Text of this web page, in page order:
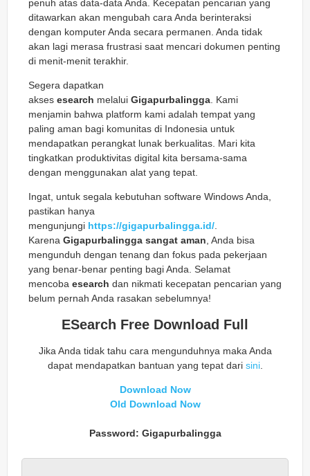
penuh atas data-data Anda. Kecepatan pencarian yang
ditawarkan akan mengubah cara Anda berinteraksi
dengan komputer Anda secara permanen. Anda tidak
akan lagi merasa frustrasi saat mencari dokumen penting
di menit-menit terakhir.
Segera dapatkan
akses esearch melalui Gigapurbalingga . Kami
menjamin bahwa platform kami adalah tempat yang
paling aman bagi komunitas di Indonesia untuk
mendapatkan perangkat lunak berkualitas. Mari kita
tingkatkan produktivitas digital kita bersama-sama
dengan menggunakan alat yang tepat.
Ingat, untuk segala kebutuhan software Windows Anda,
pastikan hanya
mengunjungi https://gigapurbalingga.id/.
Karena Gigapurbalingga sangat aman, Anda bisa
mengunduh dengan tenang dan fokus pada pekerjaan
yang benar-benar penting bagi Anda. Selamat
mencoba esearch dan nikmati kecepatan pencarian yang
belum pernah Anda rasakan sebelumnya!
ESearch Free Download Full
Jika Anda tidak tahu cara mengunduhnya maka Anda
dapat mendapatkan bantuan yang tepat dari sini.
Download Now
Old Download Now
Password: Gigapurbalingga